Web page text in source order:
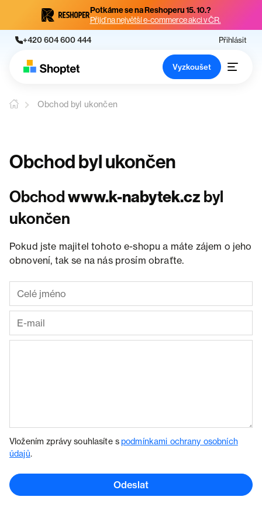
Potkáme se na Reshoperu 15. 10.?
Přijď na největší e-commerce akci v ČR.
+420 604 600 444 Přihlásit
Vyzkoušet
Obchod byl ukončen
Obchod byl ukončen
Obchodwww.k-nabytek.cz byl
ukončen
Pokud jste majitel tohoto e-shopu a máte zájem o jeho
obnovení, tak se na nás prosím obraťte.
Vložením zprávy souhlasíte spodmínkami ochrany osobních
údajů.
Odeslat